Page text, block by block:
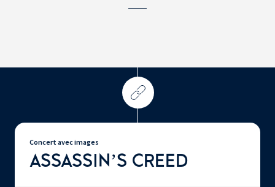
Concert avec images
ASSASSIN’S CREED